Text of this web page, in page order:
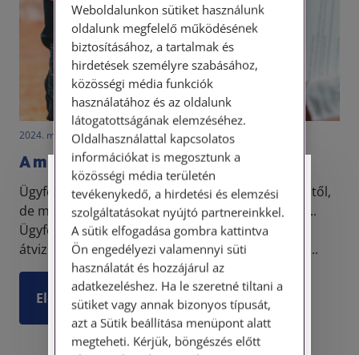
2024. május 28. • LegitiMoadmin
A motorhibás használt autó
Ügyfelünk használt autót vásárolt egy kereskedőtől,
de már a hazaúton kiderült, hogy a motor kisült...
Ügyfelünk azonnal elszállíttatta az autót, és
átvizsgáltatta, amely során megállapították, hog...
Elolvasom
Személyes ügyfélfogadás
Tisztelt Ügyfeleink!
Személyes ügyfélszolgálatunk telefonon
történő előzetes időpontegyeztetés után,
szerdai napokon érhető el.
Címünk: 1087 Budapest, Hungária körút
30/A. 8. emelet. Pontos megközelítési
útmutatónk a Kapcsolat – Elérhetőségeink
Weboldalunkon sütiket használunk
oldalunk megfelelő működésének
biztosításához, a tartalmak és
hirdetések személyre szabásához,
közösségi média funkciók
használatához és az oldalunk
látogatottságának elemzéséhez.
Oldalhasználattal kapcsolatos
információkat is megosztunk a
közösségi média területén
tevékenykedő, a hirdetési és elemzési
szolgáltatásokat nyújtó partnereinkkel.
A sütik elfogadása gombra kattintva
Ön engedélyezi valamennyi süti
használatát és hozzájárul az
adatkezeléshez. Ha le szeretné tiltani a
sütiket vagy annak bizonyos típusát,
azt a Sütik beállítása menüpont alatt
megteheti. Kérjük, böngészés előtt